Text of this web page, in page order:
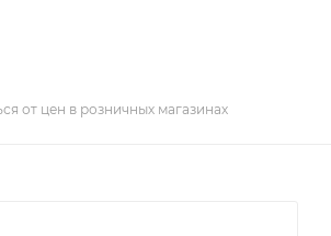
от цен в розничных магазинах